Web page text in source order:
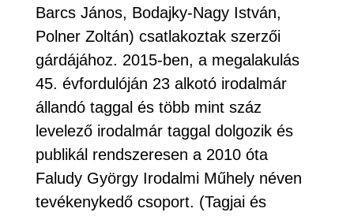
Barcs János, Bodajky-Nagy István,
Polner Zoltán) csatlakoztak szerzői
gárdájához. 2015-ben, a megalakulás
45. évfordulóján 23 alkotó irodalmár
állandó taggal és több mint száz
levelező irodalmár taggal dolgozik és
publikál rendszeresen a 2010 óta
Faludy György Irodalmi Műhely néven
tevékenykedő csoport. (Tagjai és